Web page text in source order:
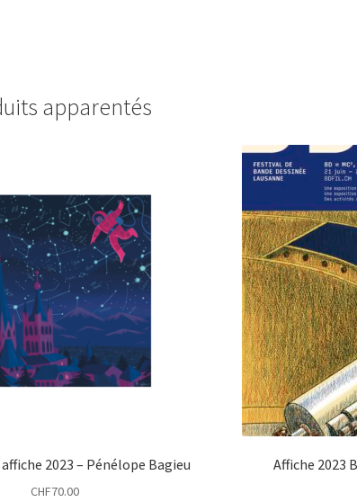
apparentés
2023 – Pénélope Bagieu
CHF70.00
Affiche 2023